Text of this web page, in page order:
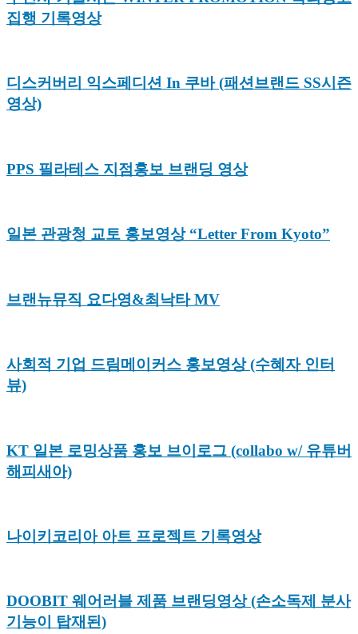
집행 기록영상
디스커버리 익스페디션 In 쿠바 (패션브랜드 SS시즌
영상)
PPS 필라테스 지점홍보 브랜딩 영상
일본 관광청 교토 홍보영상 “Letter From Kyoto”
브랜뉴뮤직 요다영&최낙타 MV
사회적 기업 드림메이커스 홍보영상 (수혜자 인터
뷰)
KT 일본 로밍상품 홍보 브이로그 (collabo w/ 유튜버
해피새아)
나이키코리아 아트 프로젝트 기록영상
DOOBIT 웨어러블 제품 브랜딩영상 (손소독제 분사
기능이 탑재된)